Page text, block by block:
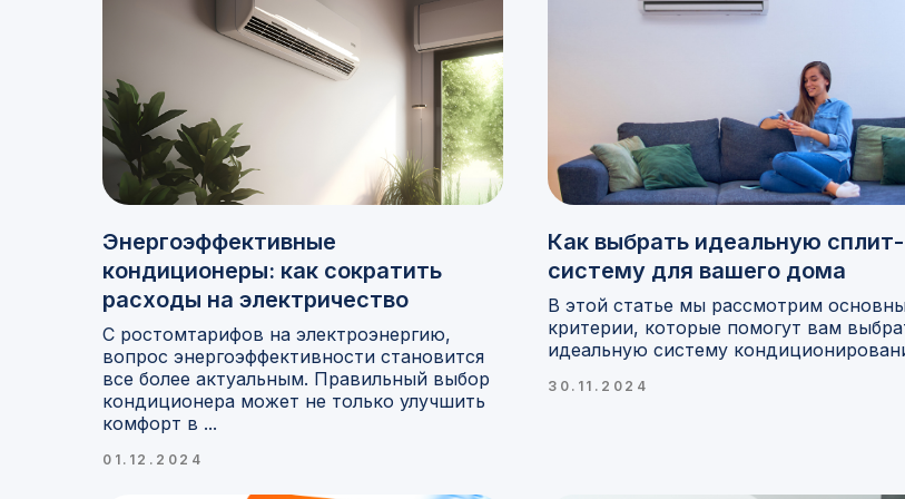
Энергоэффективные
кондиционеры: как сократить
расходы на электричество
С ростомтарифов на электроэнергию,
вопрос энергоэффективности становится
все более актуальным. Правильный выбор
кондиционера может не только улучшить
комфорт в ...
01.12.2024
Как выбрать идеальную сплит-
систему для вашего дома
В этой статье мы рассмотрим
критерии, которые помогут вам
идеальную систему
30.11.2024